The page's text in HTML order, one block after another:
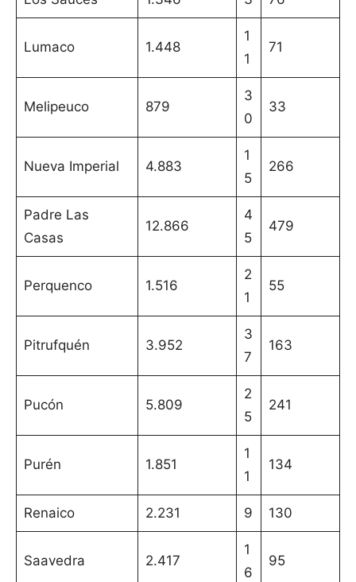
Lumaco 1.448
1
1
71
Melipeuco 879
3
0
33
Nueva Imperial 4.883
1
5
266
Padre Las
Casas
12.866
4
5
479
Perquenco 1.516
2
1
55
Pitrufquén 3.952
3
7
163
Pucón 5.809
2
5
241
Purén 1.851
1
1
134
Renaico 2.231 9 130
Saavedra 2.417
1
6
95